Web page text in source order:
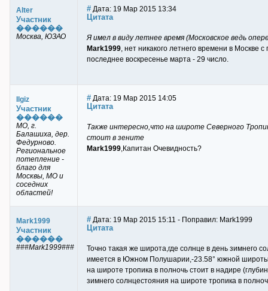
Alter
Участник
������
Москва, ЮЗАО
# Дата: 19 Мар 2015 13:34
Цитата
Я имел в виду летнее время (Московское ведь
Mark1999, нет никакого летнего времени в Москве
последнее воскресенье марта - 29 число.
Ilgiz
Участник
������
МО, г.
Балашиха, дер.
Федурново.
Региональное
потепление -
благо для
Москвы, МО и
соседних
областей!
# Дата: 19 Мар 2015 14:05
Цитата
Также интересно,что на широте Северного
стоит в зените
Mark1999,Капитан Очевидность?
Mark1999
Участник
������
###Mark1999###
# Дата: 19 Мар 2015 15:11 - Поправил: Mark1999
Цитата
Точно такая же широта,где солнце в день зимнего
имеется в Южном Полушарии,-23.58° южной
на широте тропика в полночь стоит в надире
зимнего солнцестояния на широте тропика в